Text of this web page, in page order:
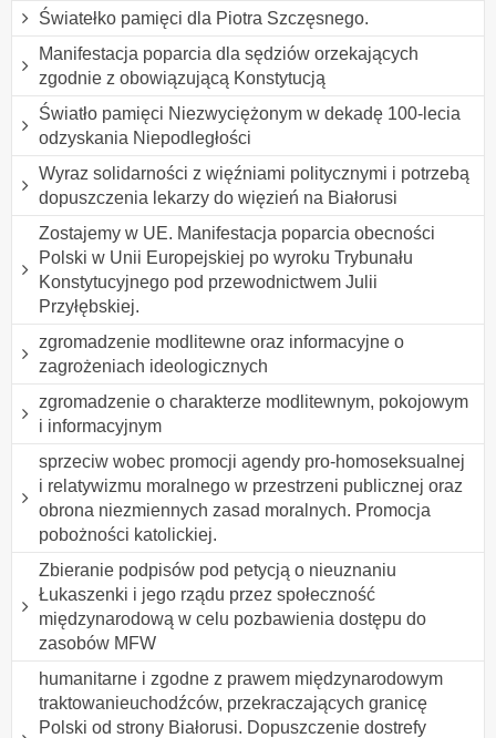
Światełko pamięci dla Piotra Szczęsnego.
Manifestacja poparcia dla sędziów orzekających
zgodnie z obowiązującą Konstytucją
Światło pamięci Niezwyciężonym w dekadę 100-lecia
odzyskania Niepodległości
Wyraz solidarności z więźniami politycznymi i potrzebą
dopuszczenia lekarzy do więzień na Białorusi
Zostajemy w UE. Manifestacja poparcia obecności
Polski w Unii Europejskiej po wyroku Trybunału
Konstytucyjnego pod przewodnictwem Julii
Przyłębskiej.
zgromadzenie modlitewne oraz informacyjne o
zagrożeniach ideologicznych
zgromadzenie o charakterze modlitewnym, pokojowym
i informacyjnym
sprzeciw wobec promocji agendy pro-homoseksualnej
i relatywizmu moralnego w przestrzeni publicznej oraz
obrona niezmiennych zasad moralnych. Promocja
pobożności katolickiej.
Zbieranie podpisów pod petycją o nieuznaniu
Łukaszenki i jego rządu przez społeczność
międzynarodową w celu pozbawienia dostępu do
zasobów MFW
humanitarne i zgodne z prawem międzynarodowym
traktowanieuchodźców, przekraczających granicę
Polski od strony Białorusi. Dopuszczenie dostrefy